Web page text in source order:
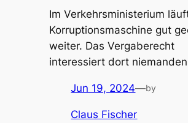
Im Verkehrsministerium
Korruptionsmaschine gut
weiter. Das Vergaberecht
interessiert dort
Jun 19, 2024—by
Claus Fischer